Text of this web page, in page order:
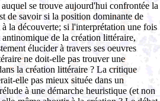
se trouve aujourd'hui confrontée la
de savoir si la position dominante de
la découverte; si l'interprétation une fois
antinomique de la création littéraire,
élucider à travers ses oeuvres
ne doit-elle pas trouver une
la création littéraire ? La critique
elle pas mieux située dans un
à une démarche heuristique (et non